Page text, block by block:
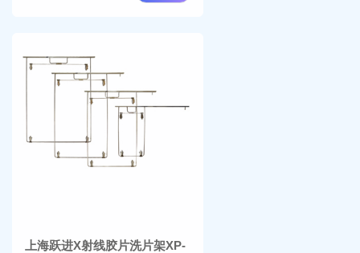
上海跃进X射线胶片洗片架XP-